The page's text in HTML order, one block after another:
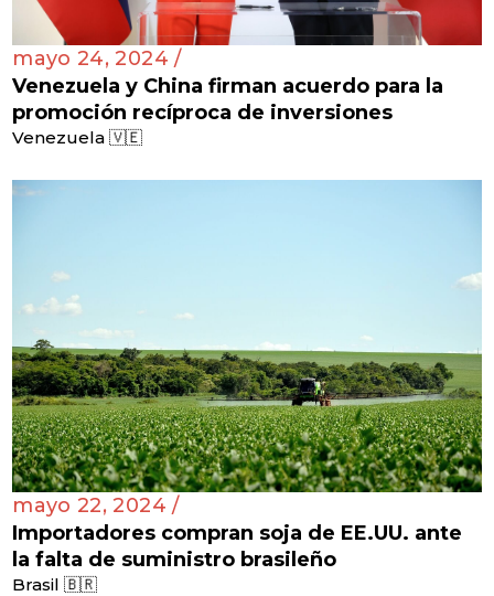
mayo 24, 2024 /
Venezuela y China firman acuerdo para la
promoción recíproca de inversiones
Venezuela 🇻🇪
mayo 22, 2024 /
Importadores compran soja de EE.UU. ante
la falta de suministro brasileño
Brasil 🇧🇷